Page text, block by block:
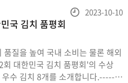
국 김치 품평회
질을 높여 국내 소비는 물론 해외
대한민국 김치 품평회'의 수상
수 김치 8개를 소개합니다.-------
등
2023-10-10